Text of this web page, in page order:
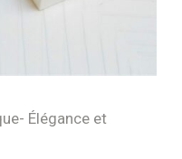
Élégance et